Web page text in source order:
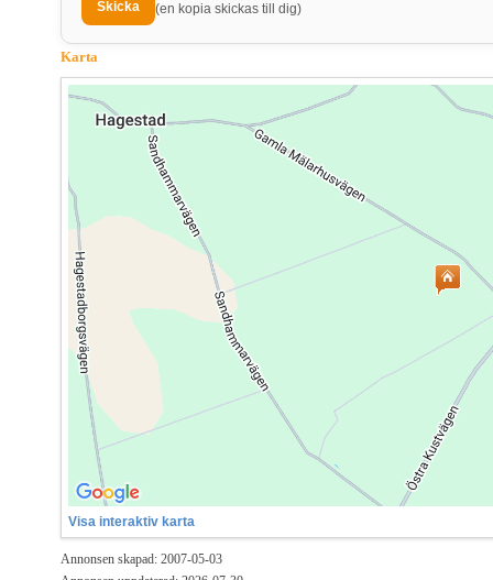
(en kopia skickas till dig)
Karta
Visa interaktiv karta
Annonsen skapad: 2007-05-03